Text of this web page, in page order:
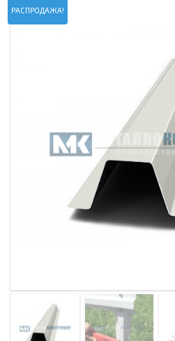
РАСПРОДАЖА!